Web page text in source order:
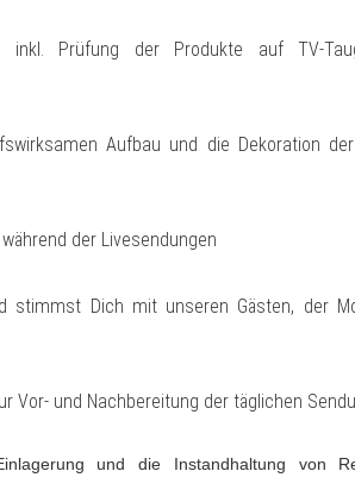
inkl. Prüfung der Produkte auf TV-
Aufbau und die Dekoration
der Livesendungen
stimmst Dich mit unseren Gästen, der
Vor- und Nachbereitung der täglichen
und die Instandhaltung von